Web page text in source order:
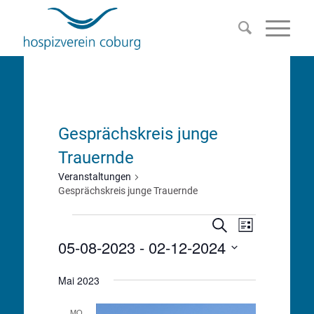
Gesprächskreis junge
Trauernde
Veranstaltungen
Gesprächskreis junge Trauernde
Suche
und
Suche
Liste
05-08-2023 - 02-12-2024
wählen.
Mai 2023